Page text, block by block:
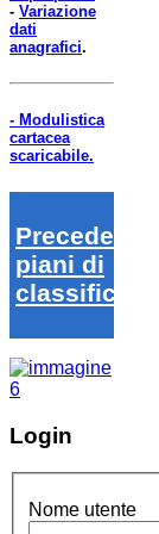
- Variazione
dati
anagrafici.
- Modulistica
cartacea
scaricabile.
Precedenti
piani di
classifica
Login
Nome utente